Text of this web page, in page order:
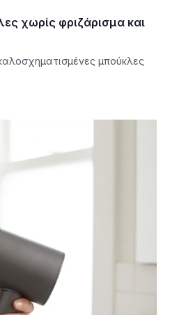
χωρίς φριζάρισμα και
μπούκλες